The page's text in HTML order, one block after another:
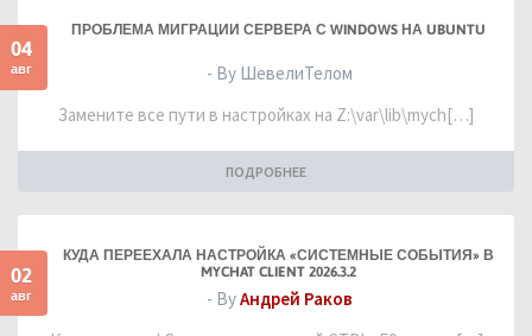
04
авг
ПРОБЛЕМА МИГРАЦИИ СЕРВЕРА С WINDOWS НА UBUNTU
- By ШевелиТелом
Замените все пути в настройках на Z:\var\lib\mych[…]
ПОДРОБНЕЕ
02
авг
КУДА ПЕРЕЕХАЛА НАСТРОЙКА «СИСТЕМНЫЕ СОБЫТИЯ» В
MYCHAT CLIENT 2026.3.2
- ByАндрей Раков